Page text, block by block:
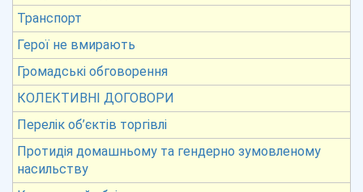
Транспорт
Герої не вмирають
Громадські обговорення
КОЛЕКТИВНІ ДОГОВОРИ
Перелік об’єктів торгівлі
Протидія домашньому та гендерно зумовленому
насильству